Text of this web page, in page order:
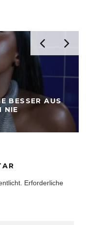
BESSER AUS
NIE
Erforderliche